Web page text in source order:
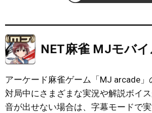
NET麻雀 MJモバ
アーケード麻雀ゲーム「MJ arcade」
対局中にさまざまな実況や解説ボイス
音が出せない場合は、字幕モードで